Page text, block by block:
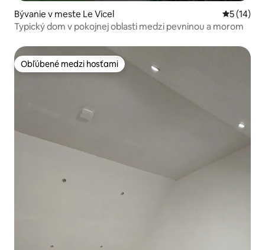
Bývanie v meste Le Vicel
5 (14)
Typický dom v pokojnej oblasti medzi pevninou a morom
Obľúbené medzi hosťami
Obľúbené medzi hosťami